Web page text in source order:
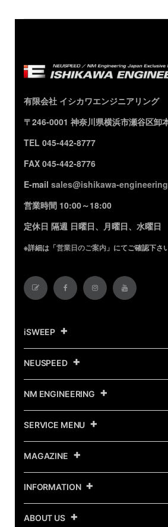
有限会社 イシカワエンジニアリング
〒246-0001 神奈川県横浜市瀬谷区卸
TEL 045-442-8777
FAX 045-442-8776
E-mail sales@ishikawa-
営業時間 10:00～18:00
定休日 隔週 日曜日、月曜日、水曜日
※詳細は「営業日のご案内 」にてご確認下さ
iSWEEP
NEUSPEED
NM ENGINEERING
SERVICE MENU
MAGAZINE
INFORMATION
ABOUT US